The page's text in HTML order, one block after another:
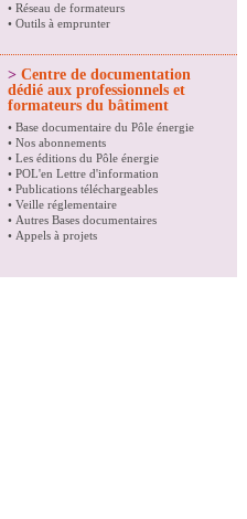
• Réseau de formateurs
• Outils à emprunter
> Centre de documentation
dédié aux professionnels et
formateurs du bâtiment
• Base documentaire du Pôle énergie
• Nos abonnements
• Les éditions du Pôle énergie
• POL'en Lettre d'information
• Publications téléchargeables
• Veille réglementaire
• Autres Bases documentaires
• Appels à projets